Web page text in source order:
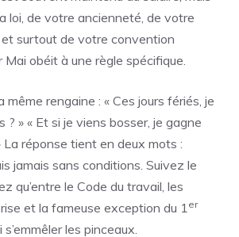
loi, de votre ancienneté, de votre
surtout de votre convention
obéit à une règle spécifique.
même rengaine : « Ces jours fériés, je
? » « Et si je viens bosser, je gagne
La réponse tient en deux mots :
jamais sans conditions. Suivez le
qu’entre le Code du travail, les
et la fameuse exception du 1er
les pinceaux.